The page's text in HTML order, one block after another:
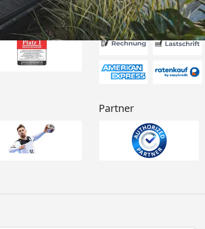
Akzeptierte
Partner